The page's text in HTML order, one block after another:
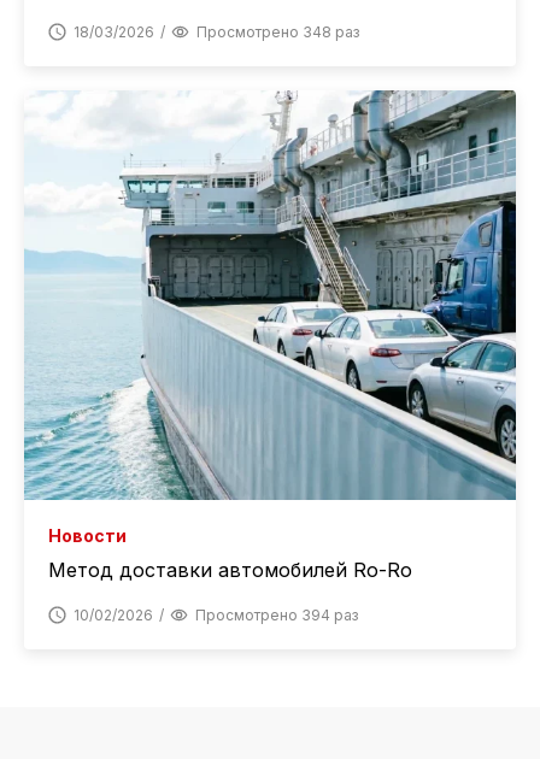
18/03/2026 Просмотрено 348 раз
Новости
Метод доставки автомобилей Ro-Ro
10/02/2026 Просмотрено 394 раз